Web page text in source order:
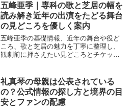
五峰亜季｜専科の歌と芝居の幅を
読み解き近年の出演をたどる舞台
の見どころを優しく案内
五峰亜季の基礎情報、近年の舞台や役ど
ころ、歌と芝居の魅力を丁寧に整理し、
観劇前に押さえたい見どころとチケット
礼真琴の母親は公表されている
の？公式情報の探し方と境界の目
安とファンの配慮